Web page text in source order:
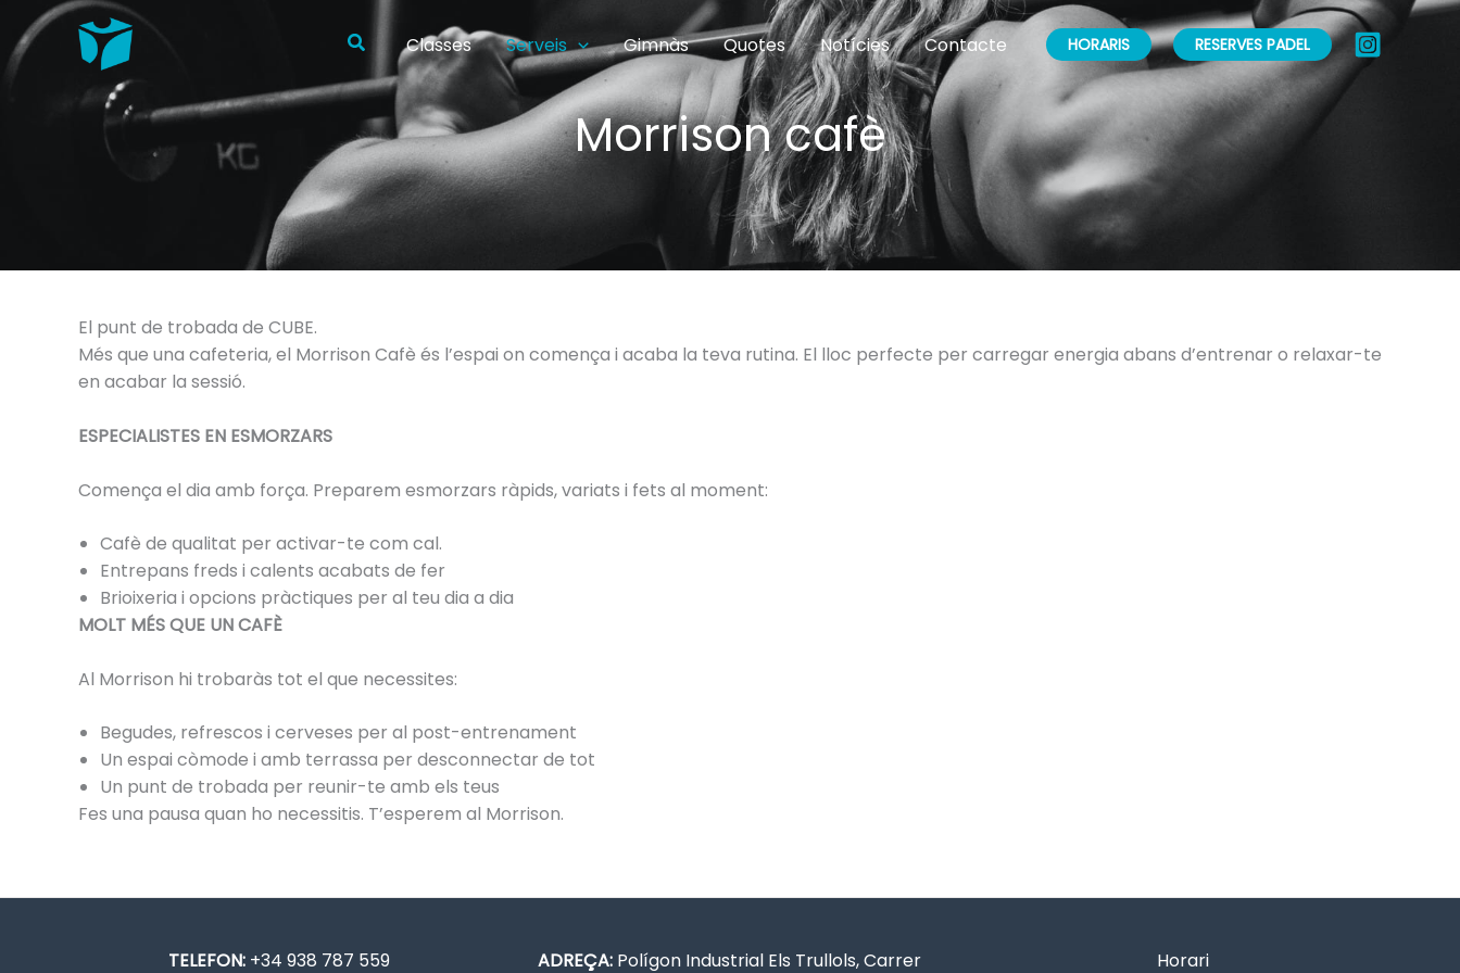
contenido
BuscarClasses Serveis Gimnàs Quotes Notícies Contacte HORARIS RESERVES PADEL
Morrison cafè
El punt de trobada de CUBE.
Més que una cafeteria, el Morrison Cafè és l’espai on comença i acaba la teva rutina. El lloc perfecte per carregar energia abans d’entrenar o relaxar-te
en acabar la sessió.
ESPECIALISTES EN ESMORZARS
Comença el dia amb força. Preparem esmorzars ràpids, variats i fets al moment:
Cafè de qualitat per activar-te com cal.
Entrepans freds i calents acabats de fer
Brioixeria i opcions pràctiques per al teu dia a dia
MOLT MÉS QUE UN CAFÈ
Al Morrison hi trobaràs tot el que necessites:
Begudes, refrescos i cerveses per al post-entrenament
Un espai còmode i amb terrassa per desconnectar de tot
Un punt de trobada per reunir-te amb els teus
Fes una pausa quan ho necessitis. T’esperem al Morrison.
TELEFON: +34 938 787 559 ADREÇA: Polígon Industrial Els Trullols, Carrer Horari